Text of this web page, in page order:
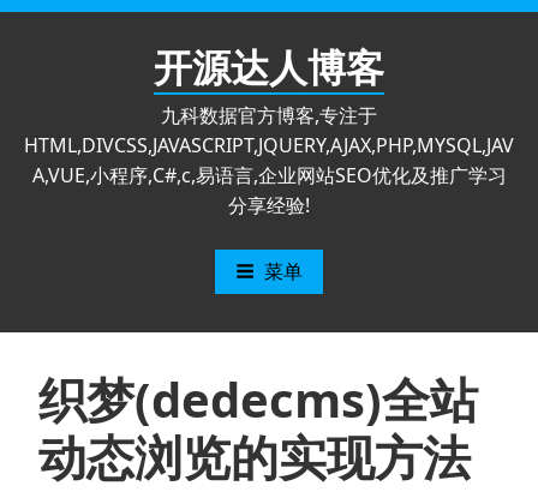
跳
开源达人博客
九科数据官方博客,专注于
HTML,DIVCSS,JAVASCRIPT,JQUERY,AJAX,PHP,MYSQL,JAV
A,VUE,小程序,C#,c,易语言,企业网站SEO优化及推广学习
分享经验!
菜单
织梦(dedecms)全站
动态浏览的实现方法